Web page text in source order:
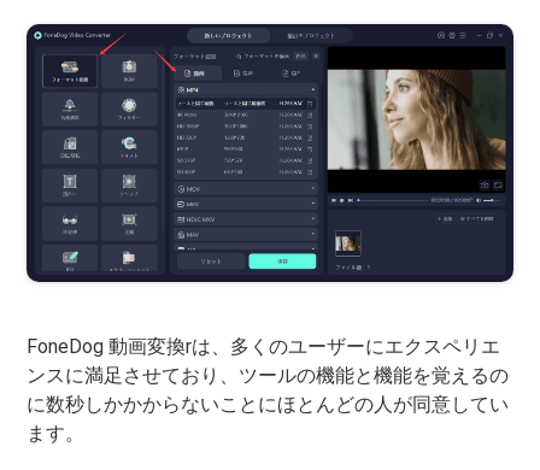
FoneDog 動画変換rは、多くのユーザーにエクスペリエ
ンスに満足させており、ツールの機能と機能を覚えるの
に数秒しかかからないことにほとんどの人が同意してい
ます。